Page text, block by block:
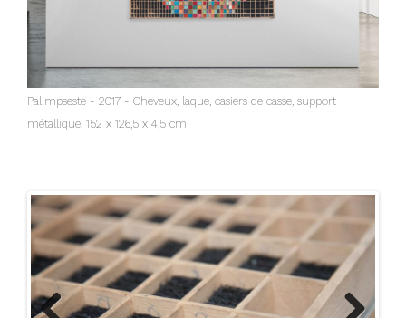
Palimpseste - 2017 - Cheveux, laque, casiers de casse, support
métallique. 152 x 126,5 x 4,5 cm